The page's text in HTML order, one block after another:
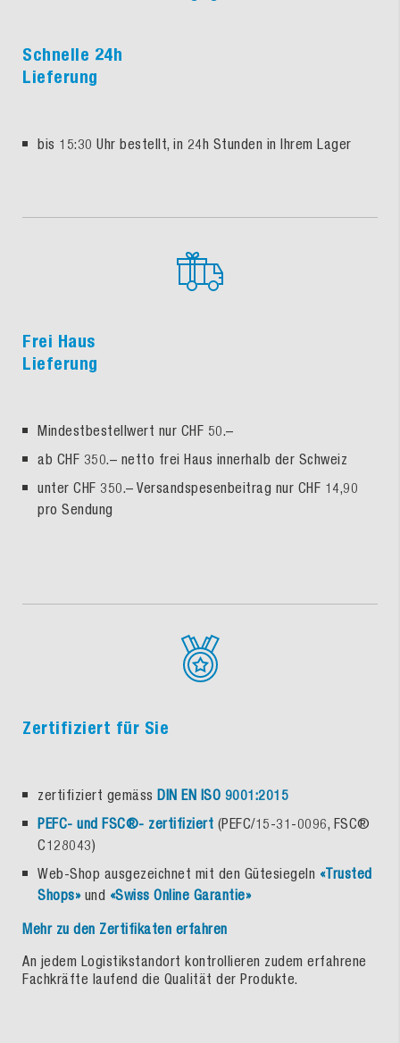
Schnelle 24h
Lieferung
bis 15:30 Uhr bestellt, in 24h Stunden in Ihrem Lager
Frei Haus
Lieferung
Mindestbestellwert nur CHF 50.–
ab CHF 350.– netto frei Haus innerhalb der Schweiz
unter CHF 350.– Versandspesenbeitrag nur CHF 14,90
pro Sendung
Zertifiziert für Sie
zertifiziert gemäss DIN EN ISO 9001:2015
PEFC- und FSC®- zertifiziert (PEFC/15-31-0096, FSC®
C128043)
Web-Shop ausgezeichnet mit den Gütesiegeln «Trusted
Shops»und «Swiss Online Garantie»
Mehr zu den Zertifikaten erfahren
An jedem Logistikstandort kontrollieren zudem erfahrene
Fachkräfte laufend die Qualität der Produkte.